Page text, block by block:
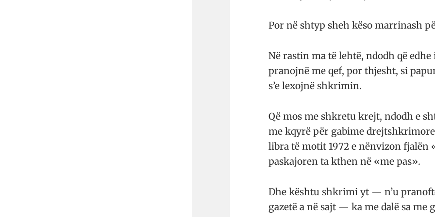
Por në shtyp sheh këso marrinash
Në rastin ma të lehtë, ndodh që edhe
pranojnë me qef, por thjesht, si
s’e lexojnë shkrimin.
Që mos me shkretu krejt, ndodh e
me kqyrë për gabime
libra të motit 1972 e nënvizon fjalën
paskajoren ta kthen në «me pas».
Dhe kështu shkrimi yt — n’u
gazetë a në sajt — ka me dalë sa me